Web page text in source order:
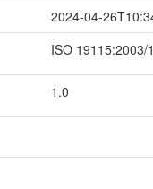
2024-04-
ISO 19115:2003/
1.0